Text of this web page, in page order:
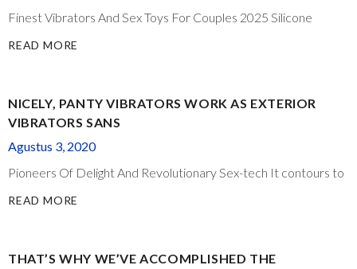
Finest Vibrators And Sex Toys For Couples 2025 Silicone
READ MORE
NICELY, PANTY VIBRATORS WORK AS EXTERIOR
VIBRATORS SANS
Agustus 3, 2020
Pioneers Of Delight And Revolutionary Sex-tech It contours to
READ MORE
THAT’S WHY WE’VE ACCOMPLISHED THE